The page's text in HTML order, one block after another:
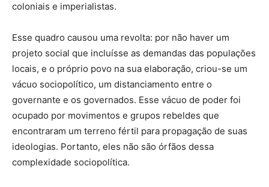
coloniais e imperialistas.
Esse quadro causou uma revolta: por não haver um
projeto social que incluísse as demandas das populações
locais, e o próprio povo na sua elaboração, criou-se um
vácuo sociopolítico, um distanciamento entre o
governante e os governados. Esse vácuo de poder foi
ocupado por movimentos e grupos rebeldes que
encontraram um terreno fértil para propagação de suas
ideologias. Portanto, eles não são órfãos dessa
complexidade sociopolítica.